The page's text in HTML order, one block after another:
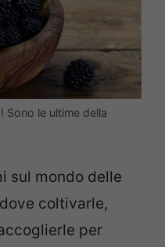
Sono le ultime della
sul mondo delle
coltivarle,
per